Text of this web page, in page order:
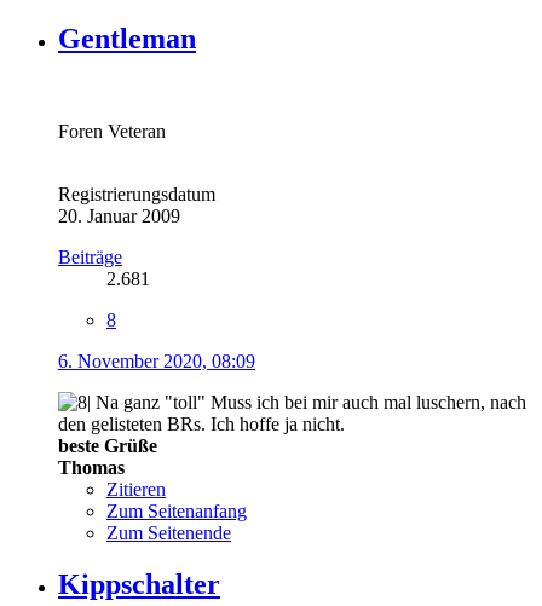
Gentleman
Foren Veteran
Registrierungsdatum
20. Januar 2009
Beiträge
2.681
8
6. November 2020, 08:09
Na ganz "toll" Muss ich bei mir auch mal luschern, nach
den gelisteten BRs. Ich hoffe ja nicht.
beste Grüße
Thomas
Zitieren
Zum Seitenanfang
Zum Seitenende
Kippschalter